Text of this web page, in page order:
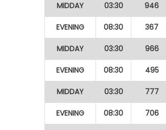
MIDDAY 03:30 946
EVENING 08:30 367
MIDDAY 03:30 966
EVENING 08:30 495
MIDDAY 03:30 777
EVENING 08:30 706